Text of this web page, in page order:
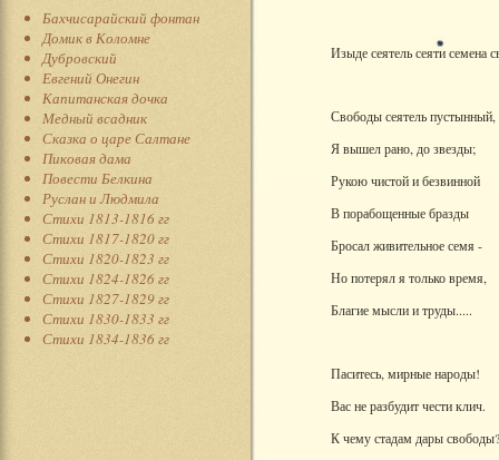
Бахчисарайский фонтан
Домик в Коломне
Дубровский
Евгений Онегин
Капитанская дочка
Медный всадник
Сказка о царе Салтане
Пиковая дама
Повести Белкина
Руслан и Людмила
Стихи 1813-1816 гг
Стихи 1817-1820 гг
Стихи 1820-1823 гг
Стихи 1824-1826 гг
Стихи 1827-1829 гг
Стихи 1830-1833 гг
Стихи 1834-1836 гг
Изыде сеятель сеяти семена
Свободы сеятель пустынный,
Я вышел рано, до звезды;
Рукою чистой и безвинной
В порабощенные бразды
Бросал живительное семя -
Но потерял я только время,
Благие мысли и труды.....
Паситесь, мирные народы!
Вас не разбудит чести клич.
К чему стадам дары свободы?